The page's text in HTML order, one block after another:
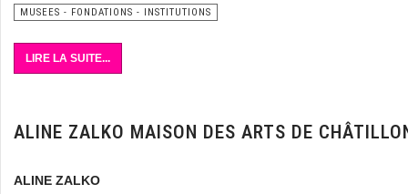
MUSEES - FONDATIONS - INSTITUTIONS
LIRE LA SUITE...
ALINE ZALKO MAISON DES ARTS DE
ALINE ZALKO